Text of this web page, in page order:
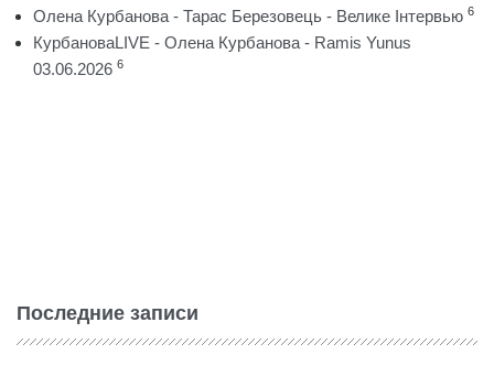
Олена Курбанова - Тарас Березовець - Велике Інтервью 6
КурбановаLIVE - Олена Курбанова - Ramis Yunus
03.06.2026 6
Последние записи